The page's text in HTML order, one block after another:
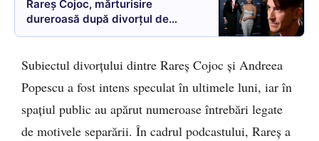
Rareș Cojoc, mărturisire
dureroasă după divorțul de
Andreea: „Eu încă o iubeam ca
ajunge aici”
Subiectul divorțului dintre Rareș Cojoc și Andreea
Popescu a fost intens speculat în ultimele luni, iar în
spațiul public au apărut numeroase întrebări legate
de motivele separării. În cadrul podcastului, Rareș a